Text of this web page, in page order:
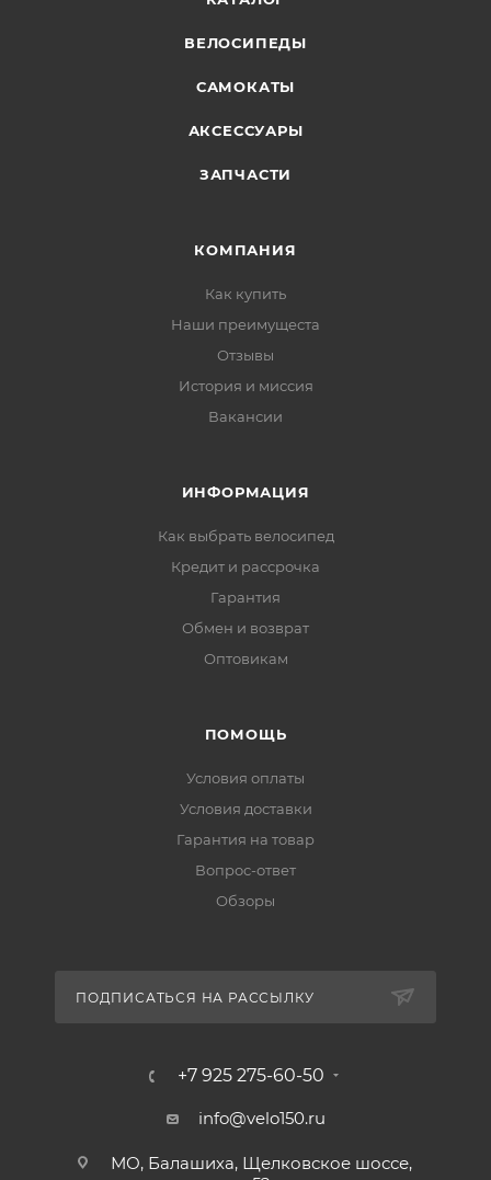
ВЕЛОСИПЕДЫ
САМОКАТЫ
АКСЕССУАРЫ
ЗАПЧАСТИ
КОМПАНИЯ
Как купить
Наши преимущеста
Отзывы
История и миссия
Вакансии
ИНФОРМАЦИЯ
Как выбрать велосипед
Кредит и рассрочка
Гарантия
Обмен и возврат
Оптовикам
ПОМОЩЬ
Условия оплаты
Условия доставки
Гарантия на товар
Вопрос-ответ
Обзоры
ПОДПИСАТЬСЯ НА РАССЫЛКУ
+7 925 275-60-50
info@velo150.ru
МО, Балашиха, Щелковское шоссе,